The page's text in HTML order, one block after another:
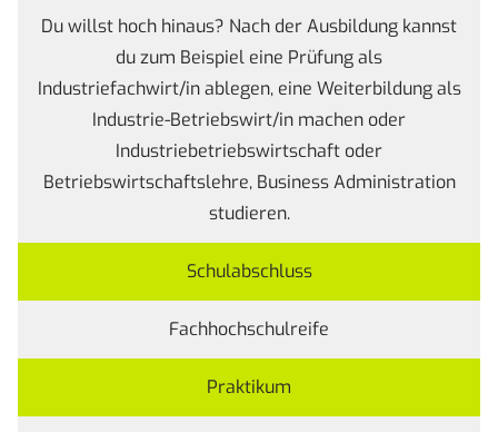
Du willst hoch hinaus? Nach der Ausbildung kannst
du zum Beispiel eine Prüfung als
Industriefachwirt/in ablegen, eine Weiterbildung als
Industrie-Betriebswirt/in machen oder
Industriebetriebswirtschaft oder
Betriebswirtschaftslehre, Business Administration
studieren.
Schulabschluss
Fachhochschulreife
Praktikum